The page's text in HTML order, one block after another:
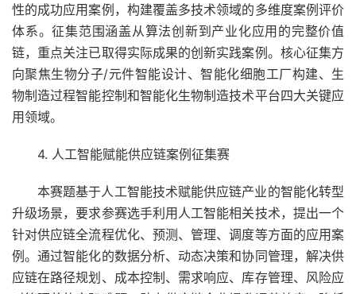
性的成功应用案例，构建覆盖多技术领域的多维度案例评价
体系。征集范围涵盖从算法创新到产业化应用的完整价值
链，重点关注已取得实际成果的创新实践案例。核心征集方
向聚焦生物分子/元件智能设计、智能化细胞工厂构建、生
物制造过程智能控制和智能化生物制造技术平台四大关键应
用领域。
4. 人工智能赋能供应链案例征集赛
本赛题基于人工智能技术赋能供应链产业的智能化转型
升级场景，要求参赛选手利用人工智能相关技术，提出一个
针对供应链全流程优化、预测、管理、调度等方面的应用案
例。通过智能化的数据分析、动态决策和协同管理，解决供
应链在路径规划、成本控制、需求响应、库存管理、风险应